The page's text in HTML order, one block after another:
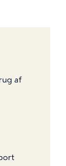
af